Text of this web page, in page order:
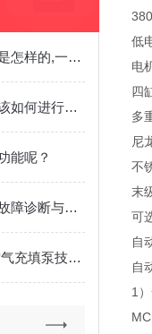
防坠落制动器作业原理是怎样的,一文秒懂
mch36消防打气泵具体该如何进行使用呢？
能呢？
mch30对高压压缩机的故障诊断与状态监测非常有利
DKTIMES DKT-330S空气充填泵技术解析
低
电
四
多
尼
不
末
可
自
自
1